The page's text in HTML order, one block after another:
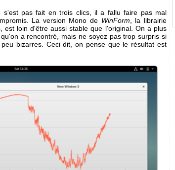
pas fait en trois clics, il a fallu faire pas mal
La version Mono de WinForm , la librairie
est loin d'être aussi stable que l'original. On a plus
a rencontré, mais ne soyez pas trop surpris si
bizarres. Ceci dit, on pense que le résultat est